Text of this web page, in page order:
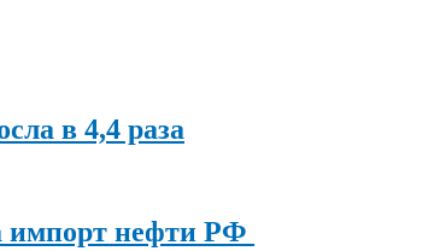
в 4,4 раза
импорт нефти РФ